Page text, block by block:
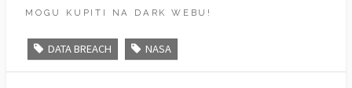
MOGU KUPITI NA DARK WEBU!
DATA BREACH NASA